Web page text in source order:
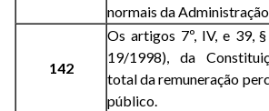
normais da
142
Os artigos 7º, IV, e 39,
19/1998), da
total da remuneração
público.